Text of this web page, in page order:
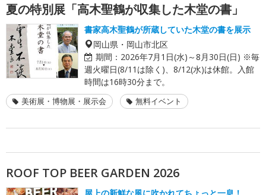
夏の特別展「高木聖鶴が収集した木堂の書」
書家高木聖鶴が所蔵していた木堂の書を展示
岡山県・岡山市北区
期間： 2026年7月1日(水)～8月30日(日) ※毎
週火曜日(8/11は除く)、8/12(水)は休館。入館
時間は16時30分まで。
美術展・博物展・展示会 無料イベント
ROOF TOP BEER GARDEN 2026
屋上の新鮮な風に吹かれてちょっと一息！